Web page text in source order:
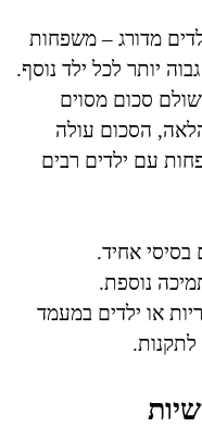
מדורג – משפחות
יותר לכל ילד נוסף.
סכום מסוים
הסכום עולה
עם ילדים רבים
בסיסי אחיד.
נוספת.
או ילדים במעמד